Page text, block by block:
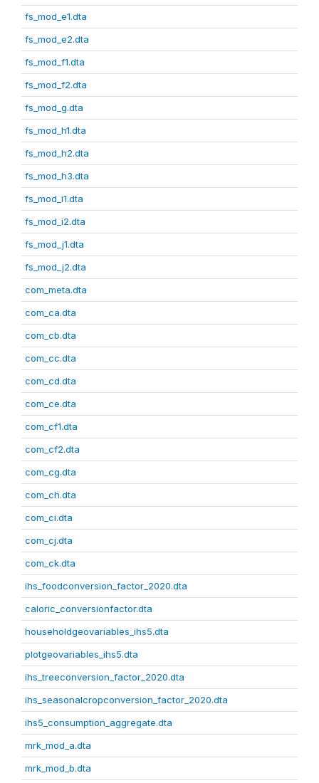
fs_mod_e1.dta
fs_mod_e2.dta
fs_mod_f1.dta
fs_mod_f2.dta
fs_mod_g.dta
fs_mod_h1.dta
fs_mod_h2.dta
fs_mod_h3.dta
fs_mod_i1.dta
fs_mod_i2.dta
fs_mod_j1.dta
fs_mod_j2.dta
com_meta.dta
com_ca.dta
com_cb.dta
com_cc.dta
com_cd.dta
com_ce.dta
com_cf1.dta
com_cf2.dta
com_cg.dta
com_ch.dta
com_ci.dta
com_cj.dta
com_ck.dta
ihs_foodconversion_factor_2020.dta
caloric_conversionfactor.dta
householdgeovariables_ihs5.dta
plotgeovariables_ihs5.dta
ihs_treeconversion_factor_2020.dta
ihs_seasonalcropconversion_factor_2020.dta
ihs5_consumption_aggregate.dta
mrk_mod_a.dta
mrk_mod_b.dta